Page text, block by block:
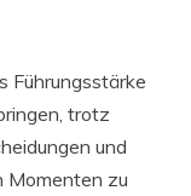
Führungsstärke
trotz
und
Momenten zu